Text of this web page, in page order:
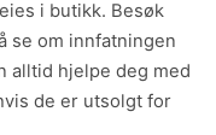
i butikk. Besøk
se om innfatningen
alltid hjelpe deg med
de er utsolgt for